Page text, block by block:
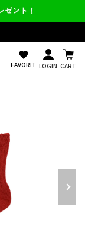
favorite
FAVORIT LOGIN CART